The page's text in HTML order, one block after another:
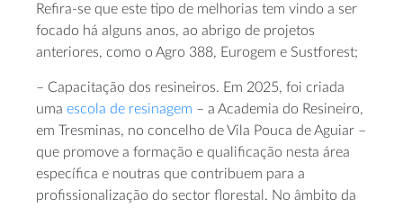
Refira-se que este tipo de melhorias tem vindo a ser
focado há alguns anos, ao abrigo de projetos
anteriores, como o Agro 388, Eurogem e Sustforest;
– Capacitação dos resineiros. Em 2025, foi criada
uma escola de resinagem – a Academia do Resineiro,
em Tresminas, no concelho de Vila Pouca de Aguiar –
que promove a formação e qualificação nesta área
específica e noutras que contribuem para a
profissionalização do sector florestal. No âmbito da